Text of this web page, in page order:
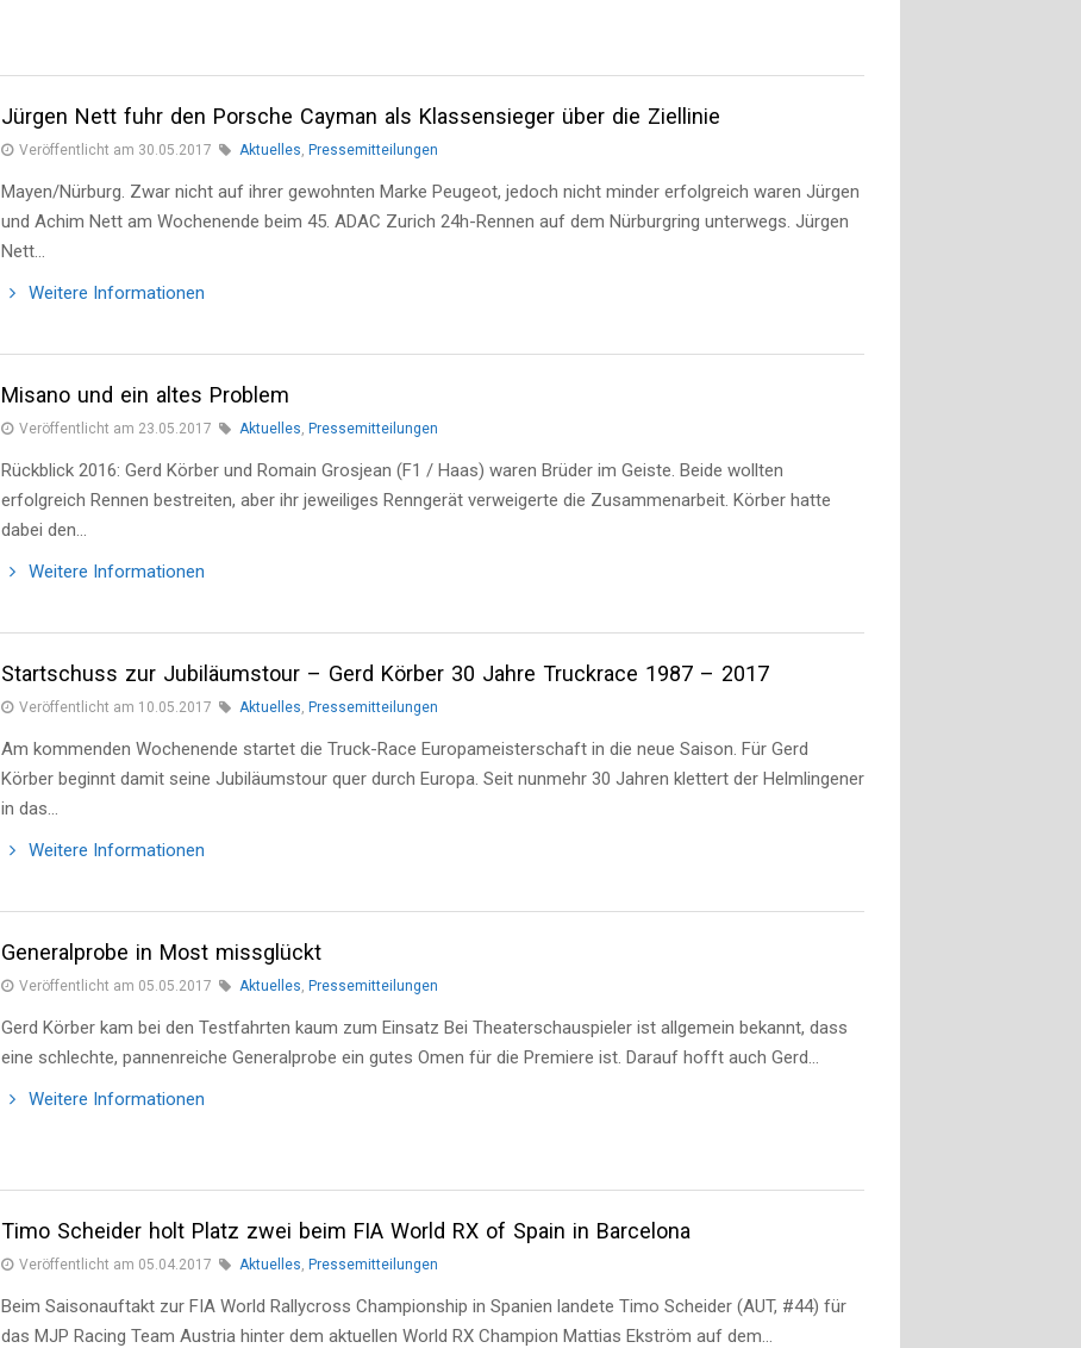
Jürgen Nett fuhr den Porsche Cayman als Klassensieger über die Ziellinie
Veröffentlicht am 30.05.2017 Aktuelles, Pressemitteilungen
Mayen/Nürburg. Zwar nicht auf ihrer gewohnten Marke Peugeot, jedoch nicht minder erfolgreich waren Jürgen
und Achim Nett am Wochenende beim 45. ADAC Zurich 24h-Rennen auf dem Nürburgring unterwegs. Jürgen
Nett…
Weitere Informationen
Misano und ein altes Problem
Veröffentlicht am 23.05.2017 Aktuelles, Pressemitteilungen
Rückblick 2016: Gerd Körber und Romain Grosjean (F1 / Haas) waren Brüder im Geiste. Beide wollten
erfolgreich Rennen bestreiten, aber ihr jeweiliges Renngerät verweigerte die Zusammenarbeit. Körber hatte
dabei den…
Weitere Informationen
Startschuss zur Jubiläumstour – Gerd Körber 30 Jahre Truckrace 1987 – 2017
Veröffentlicht am 10.05.2017 Aktuelles, Pressemitteilungen
Am kommenden Wochenende startet die Truck-Race Europameisterschaft in die neue Saison. Für Gerd
Körber beginnt damit seine Jubiläumstour quer durch Europa. Seit nunmehr 30 Jahren klettert der Helmlingener
in das…
Weitere Informationen
Generalprobe in Most missglückt
Veröffentlicht am 05.05.2017 Aktuelles, Pressemitteilungen
Gerd Körber kam bei den Testfahrten kaum zum Einsatz Bei Theaterschauspieler ist allgemein bekannt, dass
eine schlechte, pannenreiche Generalprobe ein gutes Omen für die Premiere ist. Darauf hofft auch Gerd…
Weitere Informationen
Timo Scheider holt Platz zwei beim FIA World RX of Spain in Barcelona
Veröffentlicht am 05.04.2017 Aktuelles, Pressemitteilungen
Beim Saisonauftakt zur FIA World Rallycross Championship in Spanien landete Timo Scheider (AUT, #44) für
das MJP Racing Team Austria hinter dem aktuellen World RX Champion Mattias Ekström auf dem…